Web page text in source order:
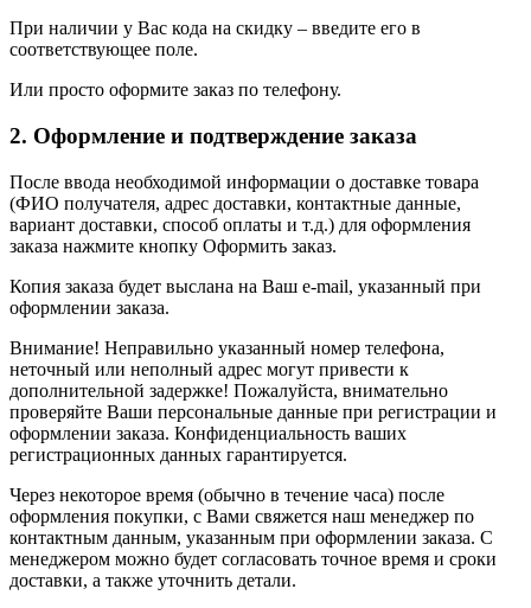
При наличии у Вас кода на скидку – введите его в
соответствующее поле.
Или просто оформите заказ по телефону.
2. Оформление и подтверждение заказа
После ввода необходимой информации о доставке товара
(ФИО получателя, адрес доставки, контактные данные,
вариант доставки, способ оплаты и т.д.) для оформления
заказа нажмите кнопку Оформить заказ.
Копия заказа будет выслана на Ваш e-mail, указанный при
оформлении заказа.
Внимание! Неправильно указанный номер телефона,
неточный или неполный адрес могут привести к
дополнительной задержке! Пожалуйста, внимательно
проверяйте Ваши персональные данные при регистрации и
оформлении заказа. Конфиденциальность ваших
регистрационных данных гарантируется.
Через некоторое время (обычно в течение часа) после
оформления покупки, с Вами свяжется наш менеджер по
контактным данным, указанным при оформлении заказа. С
менеджером можно будет согласовать точное время и сроки
доставки, а также уточнить детали.